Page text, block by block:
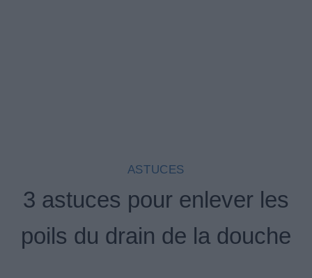
ASTUCES
3 astuces pour enlever les
poils du drain de la douche